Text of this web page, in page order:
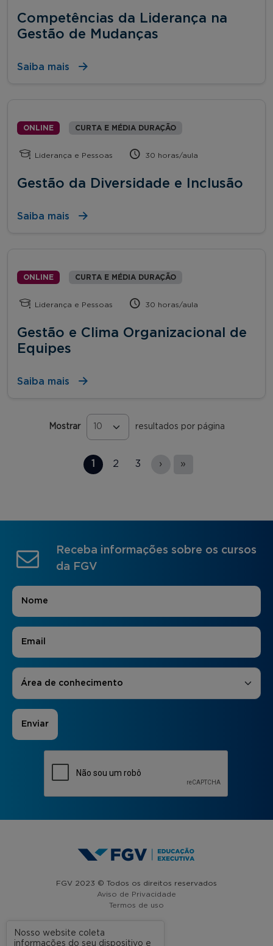
Competências da Liderança na
Gestão de Mudanças
Saiba mais
ONLINE CURTA E MÉDIA DURAÇÃO
Liderança e Pessoas 30 horas/aula
Gestão da Diversidade e Inclusão
Saiba mais
ONLINE CURTA E MÉDIA DURAÇÃO
Liderança e Pessoas 30 horas/aula
Gestão e Clima Organizacional de
Equipes
Saiba mais
Mostrar resultados por página
1 2 3 › »
Receba informações sobre os cursos
da FGV
Nome
E-mail
Áreas de Interesse
Área de conhecimento
FGV 2023 © Todos os direitos reservados
Aviso de Privacidade
Termos de uso
Nosso website coleta
informações do seu dispositivo e